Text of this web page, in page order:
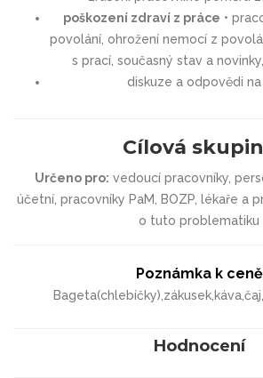
poškození zdraví z práce •
povolání, ohrožení nemocí z
s prací, současný stav a
diskuze a odpovědi
Cílová
Určeno pro: vedoucí pracovníky,
účetní, pracovníky PaM, BOZP, lékaře a
o tuto problematiku
Poznámka k ceně
Hodnocení